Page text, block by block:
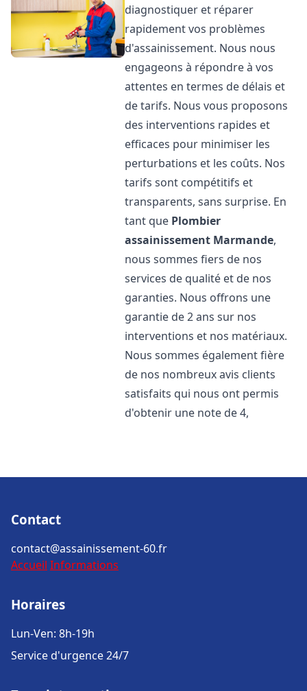
diagnostiquer et réparer
rapidement vos problèmes
d'assainissement. Nous nous
engageons à répondre à vos
attentes en termes de délais et
de tarifs. Nous vous proposons
des interventions rapides et
efficaces pour minimiser les
perturbations et les coûts. Nos
tarifs sont compétitifs et
transparents, sans surprise. En
tant que Plombier
assainissement Marmande,
nous sommes fiers de nos
services de qualité et de nos
garanties. Nous offrons une
garantie de 2 ans sur nos
interventions et nos matériaux.
Nous sommes également fière
de nos nombreux avis clients
satisfaits qui nous ont permis
d'obtenir une note de 4,
Contact
contact@assainissement-60.fr
Accueil Informations
Horaires
Lun-Ven: 8h-19h
Service d'urgence 24/7